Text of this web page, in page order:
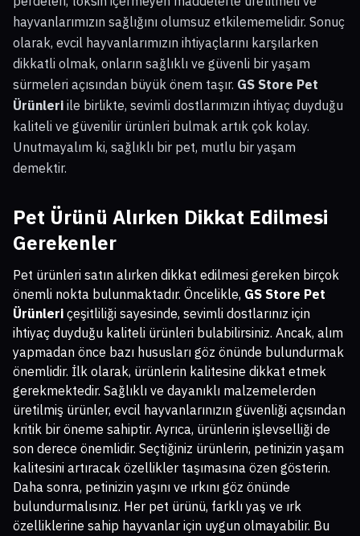
hayvanlarımızın sağlığını olumsuz etkilememelidir. Sonuç
olarak, evcil hayvanlarımızın ihtiyaçlarını karşılarken
dikkatli olmak, onların sağlıklı ve güvenli bir yaşam
sürmeleri açısından büyük önem taşır. GS Store Pet
Ürünleri ile birlikte, sevimli dostlarımızın ihtiyaç duyduğu
kaliteli ve güvenilir ürünleri bulmak artık çok kolay.
Unutmayalım ki, sağlıklı bir pet, mutlu bir yaşam
demektir.
Pet Ürünü Alırken Dikkat Edilmesi
Gerekenler
Pet ürünleri satın alırken dikkat edilmesi gereken birçok
önemli nokta bulunmaktadır. Öncelikle, GS Store Pet
Ürünleri çeşitliliği sayesinde, sevimli dostlarınız için
ihtiyaç duyduğu kaliteli ürünleri bulabilirsiniz. Ancak, alım
yapmadan önce bazı hususları göz önünde bulundurmak
önemlidir. İlk olarak, ürünlerin kalitesine dikkat etmek
gerekmektedir. Sağlıklı ve dayanıklı malzemelerden
üretilmiş ürünler, evcil hayvanlarınızın güvenliği açısından
kritik bir öneme sahiptir. Ayrıca, ürünlerin işlevselliği de
son derece önemlidir. Seçtiğiniz ürünlerin, petinizin yaşam
kalitesini artıracak özellikler taşımasına özen gösterin.
Daha sonra, petinizin yaşını ve ırkını göz önünde
bulundurmalısınız. Her pet ürünü, farklı yaş ve ırk
özelliklerine sahip hayvanlar için uygun olmayabilir. Bu